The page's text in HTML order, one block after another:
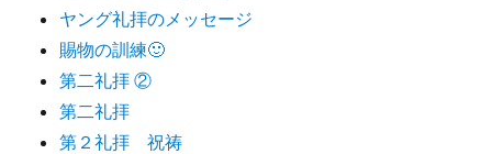
ヤング礼拝のメッセージ
賜物の訓練🙂
第二礼拝 ②
第二礼拝
第２礼拝 祝祷